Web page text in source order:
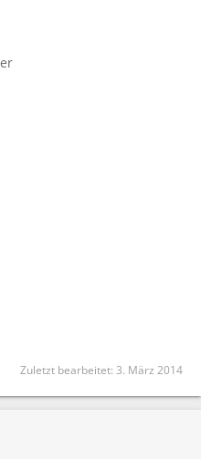
Zuletzt bearbeitet: 3. März 2014